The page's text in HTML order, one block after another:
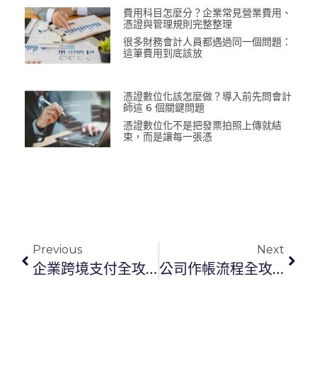
費用科目怎麼分？企業常見營業費用、
憑證與管理規則完整整理
很多財務會計人員都遇過同一個問題：
這筆費用到底該放
憑證數位化該怎麼做？導入前先問會計
師這 6 個關鍵問題
憑證數位化不是把發票拍照上傳就結
束，而是讓每一張憑
Previous
企業跨境支付全攻略：還在員工代墊？小心帳務混亂與稅務風險
Next
公司作帳流程全攻略：掌握憑證整理到財報製作的關鍵步驟